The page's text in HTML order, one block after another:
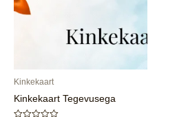
Kinkekaart
Kinkekaart Tegevusega